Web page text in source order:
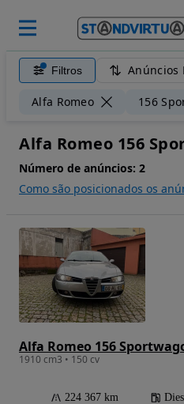
Filtros Anúncios
Alfa Romeo 156
Alfa Romeo 156
Número de anúncios: 2
Como são posicionados os
1910 cm3 • 150 cv
224 367 km